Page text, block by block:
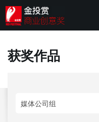
获奖作品